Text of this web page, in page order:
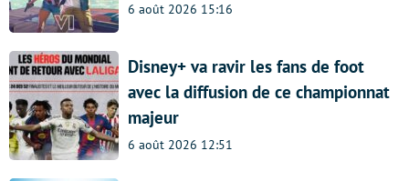
6 août 2026 15:16
Disney+ va ravir les fans de foot
avec la diffusion de ce championnat
majeur
6 août 2026 12:51